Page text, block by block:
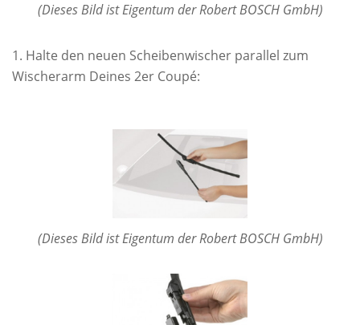
(Dieses Bild ist Eigentum der Robert BOSCH GmbH)
Halte den neuen Scheibenwischer parallel zum
Wischerarm Deines 2er Coupé:
(Dieses Bild ist Eigentum der Robert BOSCH GmbH)